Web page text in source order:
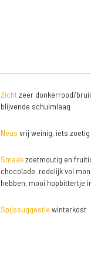
Zichtzeer donkerrood/
blijvende schuimlaag
Neus vrij weinig, iets zoetig
Smaakzoetmoutig en
chocolade. redelijk vol
hebben, mooi hopbittertje
Spijssuggestie winterkost